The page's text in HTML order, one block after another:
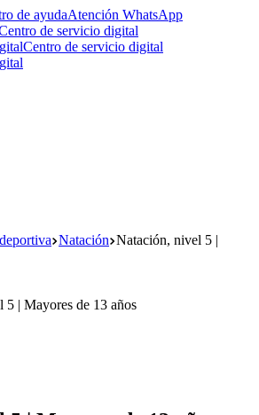
Atención WhatsApp
de servicio digital
Centro de servicio digital
Natación Natación, nivel 5 |